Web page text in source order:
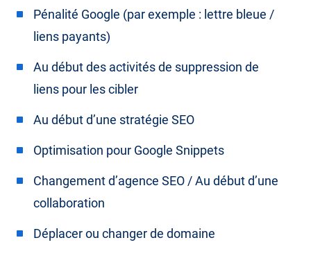
Pénalité Google (par exemple : lettre bleue /
liens payants)
Au début des activités de suppression de
liens pour les cibler
Au début d’une stratégie SEO
Optimisation pour Google Snippets
Changement d’agence SEO / Au début d’une
collaboration
Déplacer ou changer de domaine